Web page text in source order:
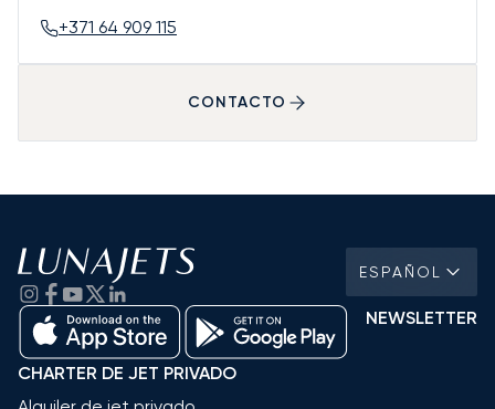
+371 64 909 115
CONTACTO
ESPAÑOL
NEWSLETTER
CHARTER DE JET PRIVADO